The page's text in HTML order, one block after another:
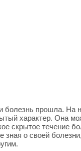
болезнь прошла. На
характер. Она
скрытое течение
зная о своей